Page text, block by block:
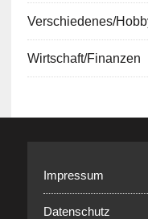
Verschiedenes/
Wirtschaft/Finanzen
Impressum
Datenschutz